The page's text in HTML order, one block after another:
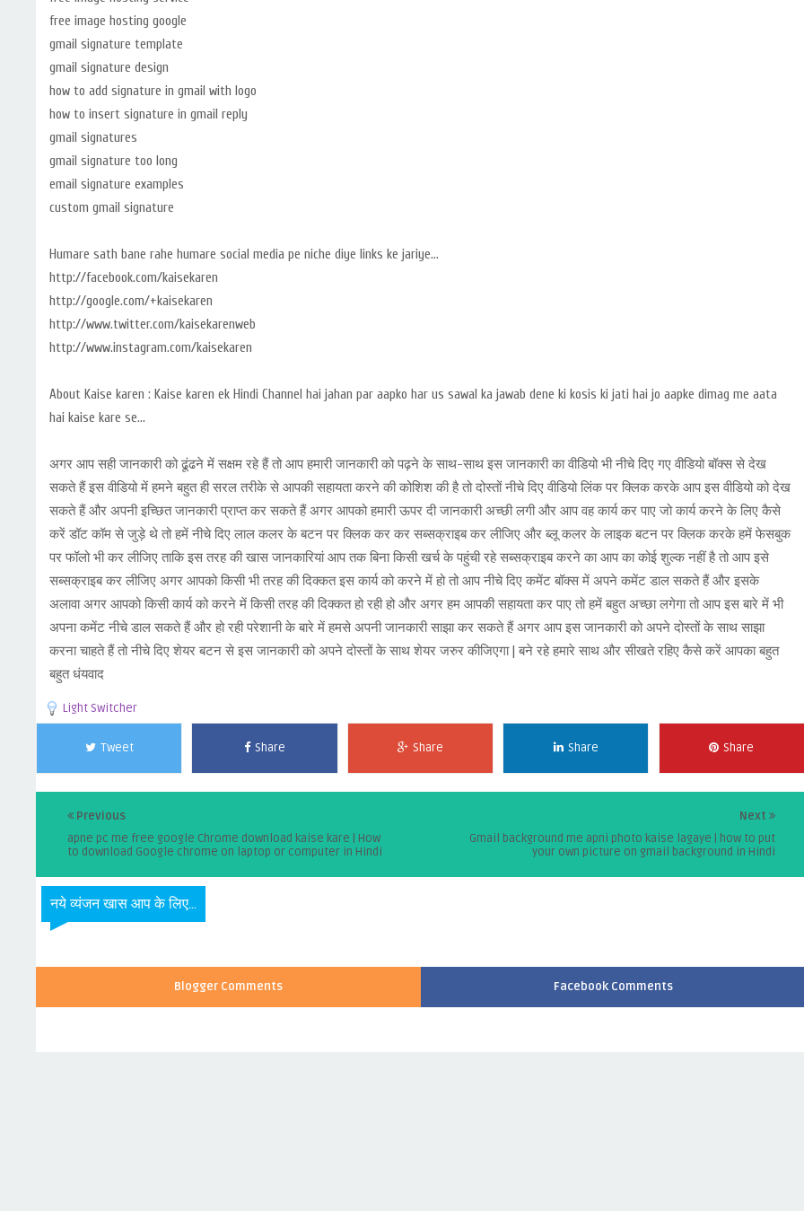
free image hosting google
gmail signature template
gmail signature design
how to add signature in gmail with logo
how to insert signature in gmail reply
gmail signatures
gmail signature too long
email signature examples
custom gmail signature
Humare sath bane rahe humare social media pe niche diye links ke jariye...
http://facebook.com/kaisekaren
http://google.com/+kaisekaren
http://www.twitter.com/kaisekarenweb
http://www.instagram.com/kaisekaren
About Kaise karen : Kaise karen ek Hindi Channel hai jahan par aapko har us sawal ka jawab dene ki kosis ki jati hai jo aapke dimag me aata
hai kaise kare se...
अगर आप सही जानकारी को ढूंढने में सक्षम रहे हैं तो आप हमारी जानकारी को पढ़ने के साथ-साथ इस जानकारी का वीडियो भी नीचे दिए गए वीडियो बॉक्स से देख
सकते हैं इस वीडियो में हमने बहुत ही सरल तरीके से आपकी सहायता करने की कोशिश की है तो दोस्तों नीचे दिए वीडियो लिंक पर क्लिक करके आप इस वीडियो को देख
सकते हैं और अपनी इच्छित जानकारी प्राप्त कर सकते हैं अगर आपको हमारी ऊपर दी जानकारी अच्छी लगी और आप वह कार्य कर पाए जो कार्य करने के लिए कैसे
करें डॉट कॉम से जुड़े थे तो हमें नीचे दिए लाल कलर के बटन पर क्लिक कर कर सब्सक्राइब कर लीजिए और ब्लू कलर के लाइक बटन पर क्लिक करके हमें फेसबुक
पर फॉलो भी कर लीजिए ताकि इस तरह की खास जानकारियां आप तक बिना किसी खर्च के पहुंची रहे सब्सक्राइब करने का आप का कोई शुल्क नहीं है तो आप इसे
सब्सक्राइब कर लीजिए अगर आपको किसी भी तरह की दिक्कत इस कार्य को करने में हो तो आप नीचे दिए कमेंट बॉक्स में अपने कमेंट डाल सकते हैं और इसके
अलावा अगर आपको किसी कार्य को करने में किसी तरह की दिक्कत हो रही हो और अगर हम आपकी सहायता कर पाए तो हमें बहुत अच्छा लगेगा तो आप इस बारे में भी
अपना कमेंट नीचे डाल सकते हैं और हो रही परेशानी के बारे में हमसे अपनी जानकारी साझा कर सकते हैं अगर आप इस जानकारी को अपने दोस्तों के साथ साझा
करना चाहते हैं तो नीचे दिए शेयर बटन से इस जानकारी को अपने दोस्तों के साथ शेयर जरुर कीजिएगा | बने रहे हमारे साथ और सीखते रहिए कैसे करें आपका बहुत
बहुत धंयवाद
Light Switcher
Tweet Share Share Share Share
Next
Gmail background me apni photo kaise lagaye | how to put
your own picture on gmail background in Hindi
Previous
apne pc me free google Chrome download kaise kare | How
to download Google chrome on laptop or computer in Hindi
नये व्यंजन खास आप के लिए...
Blogger Comments Facebook Comments